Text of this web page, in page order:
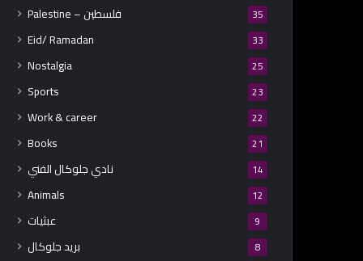
Palestine – فلسطين 35
Eid/ Ramadan 33
Nostalgia 25
Sports 23
Work & career 22
Books 21
نادي جلوكال الفني 14
Animals 12
عبثيات 9
بريد جلوكال 8